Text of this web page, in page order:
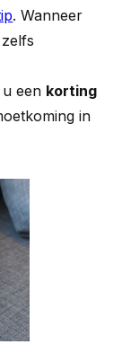
. Wanneer
een korting
in